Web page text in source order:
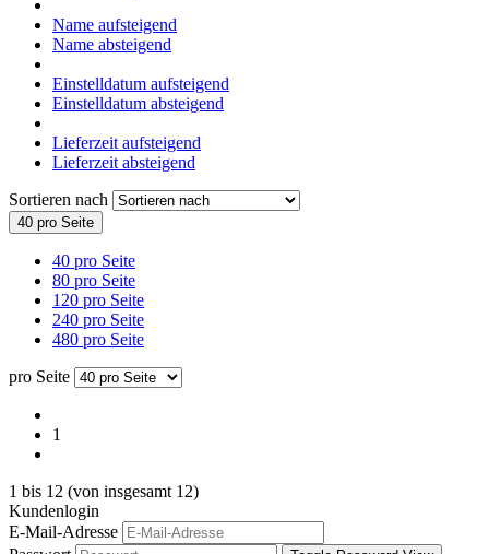
Name aufsteigend
Name absteigend
Einstelldatum aufsteigend
Einstelldatum absteigend
Lieferzeit aufsteigend
Lieferzeit absteigend
Sortieren nach
40 pro Seite
40 pro Seite
80 pro Seite
120 pro Seite
240 pro Seite
480 pro Seite
pro Seite
1
1 bis 12 (von insgesamt 12)
Kundenlogin
E-Mail-Adresse